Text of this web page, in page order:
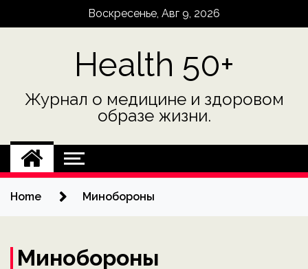
Воскресенье, Авг 9, 2026
Health 50+
Журнал о медицине и здоровом
образе жизни.
Home Минобороны
Минобороны